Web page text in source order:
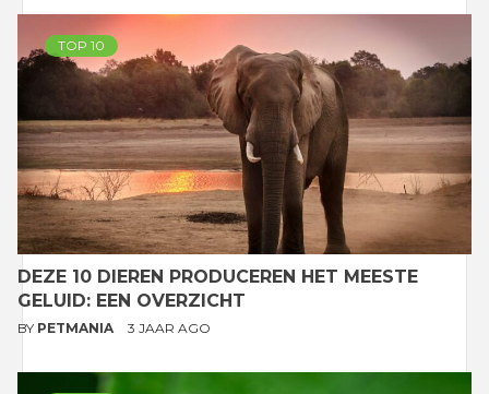
TOP 10
DEZE 10 DIEREN PRODUCEREN HET MEESTE
GELUID: EEN OVERZICHT
BY PETMANIA 3 JAAR AGO